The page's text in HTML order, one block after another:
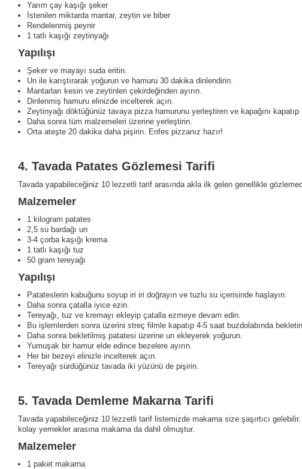
Yarım çay kaşığı şeker
İstenilen miktarda mantar, zeytin ve biber
Rendelenmiş peynir
1 tatlı kaşığı zeytinyağı
Yapılışı
Şeker ve mayayı suda eritin.
Un ile karıştırarak yoğurun ve hamuru 30 dakika dinlendirin.
Mantarları kesin ve zeytinleri çekirdeğinden ayırın.
Dinlenmiş hamuru elinizde incelterek açın.
Zeytinyağı döktüğünüz tavaya pizza hamurunu yerleştiren ve kapağını
Daha sonra tüm malzemeleri üzerine yerleştirin.
Orta ateşte 20 dakika daha pişirin. Enfes pizzanız hazır!
4. Tavada Patates Gözlemesi Tarifi
Tavada yapabileceğiniz 10 lezzetli tarif arasında akla ilk gelen genellikle
Malzemeler
1 kilogram patates
2,5 su bardağı un
3-4 çorba kaşığı krema
1 tatlı kaşığı tuz
50 gram tereyağı
Yapılışı
Patateslerin kabuğunu soyup iri iri doğrayın ve tuzlu su içerisinde haşlayın.
Daha sonra çatalla iyice ezin.
Tereyağı, tuz ve kremayı ekleyip çatalla ezmeye devam edin.
Bu işlemlerden sonra üzerini streç filmle kapatıp 4-5 saat buzdolabında
Daha sonra bekletilmiş patatesi üzerine un ekleyerek yoğurun.
Yumuşak bir hamur elde edince bezelere ayırın.
Her bir bezeyi elinizle incelterek açın.
Tereyağı sürdüğünüz tavada iki yüzünü de pişirin.
5. Tavada Demleme Makarna Tarifi
Tavada yapabileceğiniz 10 lezzetli tarif listemizde makarna size şaşırtıcı
kolay yemekler arasına makarna da dahil olmuştur.
Malzemeler
1 paket makarna